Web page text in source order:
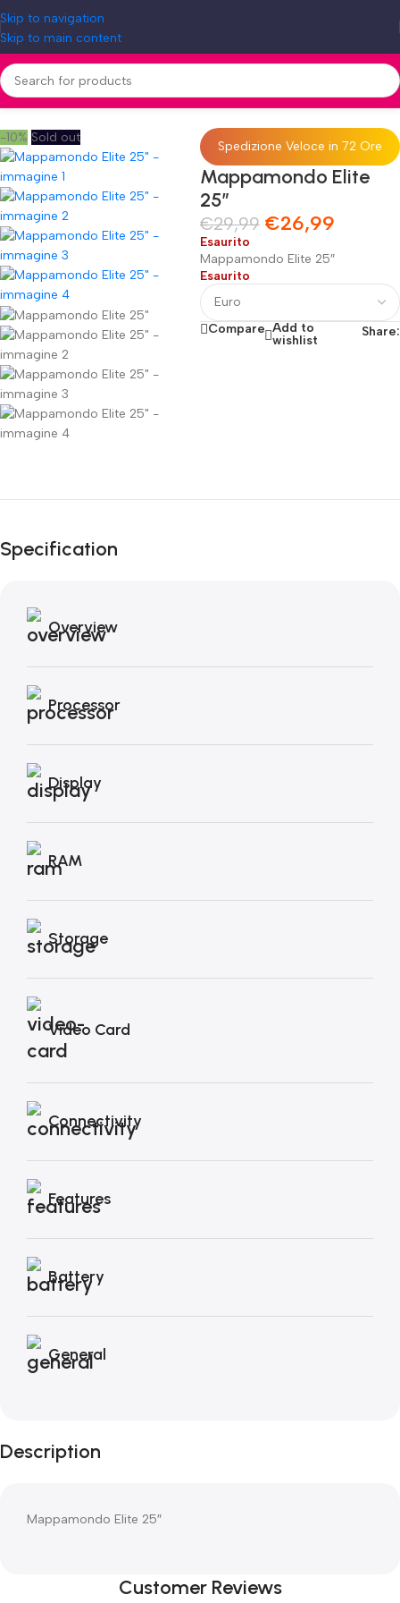
Skip to navigation
Skip to main content
Home»Shop»Mappamondo Elite 25″
-10% Sold out
Spedizione Veloce in 72 Ore
Mappamondo Elite
25″
€29,99 €26,99
Esaurito
Mappamondo Elite 25″
Esaurito
Compare Add to
wishlist
Share:
Black Friday di
Specification
Overview
Processor
Display
RAM
Storage
Video Card
Connectivity
Features
Battery
General
Description
Mappamondo Elite 25″
Customer Reviews